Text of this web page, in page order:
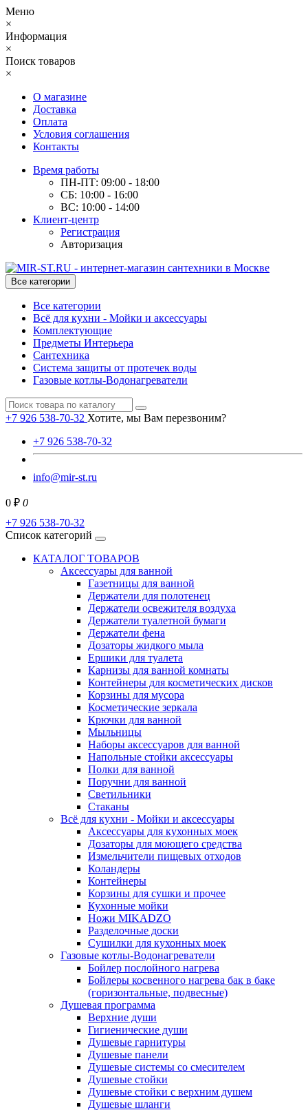
Меню
×
Информация
×
Поиск товаров
×
О магазине
Доставка
Оплата
Условия соглашения
Контакты
Время работы
ПН-ПТ: 09:00 - 18:00
СБ: 10:00 - 16:00
ВС: 10:00 - 14:00
Клиент-центр
Регистрация
Авторизация
Все категории
Все категории
Всё для кухни - Мойки и аксессуары
Комплектующие
Предметы Интерьера
Сантехника
Система защиты от протечек воды
Газовые котлы-Водонагреватели
+7 926 538-70-32 Хотите, мы Вам перезвоним?
+7 926 538-70-32
info@mir-st.ru
0 ₽ 0
+7 926 538-70-32
Список категорий
КАТАЛОГ ТОВАРОВ
Аксессуары для ванной
Газетницы для ванной
Держатели для полотенец
Держатели освежителя воздуха
Держатели туалетной бумаги
Держатели фена
Дозаторы жидкого мыла
Ершики для туалета
Карнизы для ванной комнаты
Контейнеры для косметических дисков
Корзины для мусора
Косметические зеркала
Крючки для ванной
Мыльницы
Наборы аксессуаров для ванной
Напольные стойки аксессуары
Полки для ванной
Поручни для ванной
Светильники
Стаканы
Всё для кухни - Мойки и аксессуары
Аксессуары для кухонных моек
Дозаторы для моющего средства
Измельчители пищевых отходов
Коландеры
Контейнеры
Корзины для сушки и прочее
Кухонные мойки
Ножи MIKADZO
Разделочные доски
Сушилки для кухонных моек
Газовые котлы-Водонагреватели
Бойлер послойного нагрева
Бойлеры косвенного нагрева бак в баке
(горизонтальные, подвесные)
Душевая программа
Верхние души
Гигиенические души
Душевые гарнитуры
Душевые панели
Душевые системы со смесителем
Душевые стойки
Душевые стойки с верхним душем
Душевые шланги